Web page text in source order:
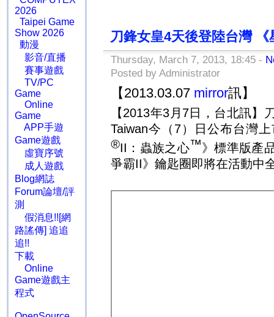
2026
Taipei Game
Show 2026
動漫
影音/直播
賽事遊戲
TV/PC
Game
Online
Game
APP手遊
Game遊戲
虛寶序號
成人遊戲
Blog網誌
Forum論壇/評
測
假消息!![網
路謠傳] 追追
追!!
下載
Online
Game遊戲主
程式
刀鋒女皇4天後登陸台灣
Thursday, March 7, 2013, 18:45 -
Posted by Administrator
【2013.03.07 mirror訊】
【2013年3月 7日，台北訊】
Taiwan今 （ 7） 日公布台灣
®II ：蟲族之心™》標準版產
爭霸II》鑰匙圈即將在活動中